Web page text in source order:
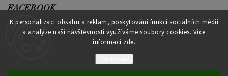
K personalizaci obsahu a reklam, poskytování funkcí sociálních médií
a analýze naší návštěvnosti využíváme soubory cookies. Více
informací zde.
FACEBOOK